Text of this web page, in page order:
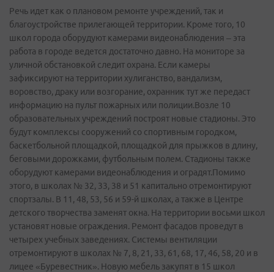
Речь идет как о плановом ремонте учреждений, так и
благоустройстве прилегающей территории. Кроме того, 10
школ города оборудуют камерами видеонаблюдения – эта
работа в городе ведется достаточно давно. На мониторе за
уличной обстановкой следит охрана. Если камеры
зафиксируют на территории хулиганство, вандализм,
воровство, драку или возгорание, охранник тут же передаст
информацию на пульт пожарных или полиции.Возле 10
образовательных учреждений построят новые стадионы. Это
будут комплексы сооружений со спортивным городком,
баскетбольной площадкой, площадкой для прыжков в длину,
беговыми дорожками, футбольным полем. Стадионы также
оборудуют камерами видеонаблюдения и оградят.Помимо
этого, в школах № 32, 33, 38 и 51 капитально отремонтируют
спортзалы. В 11, 48, 53, 56 и 59-й школах, а также в Центре
детского творчества заменят окна. На территории восьми школ
установят новые ограждения. Ремонт фасадов проведут в
четырех учебных заведениях. Системы вентиляции
отремонтируют в школах № 7, 8, 21, 33, 61, 68, 17, 46, 58, 20 и в
лицее «Буревестник». Новую мебель закупят в 15 школ